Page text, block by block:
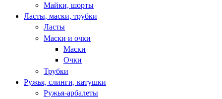
Майки, шорты
Ласты, маски, трубки
Ласты
Маски и очки
Маски
Очки
Трубки
Ружья, слинги, катушки
Ружья-арбалеты